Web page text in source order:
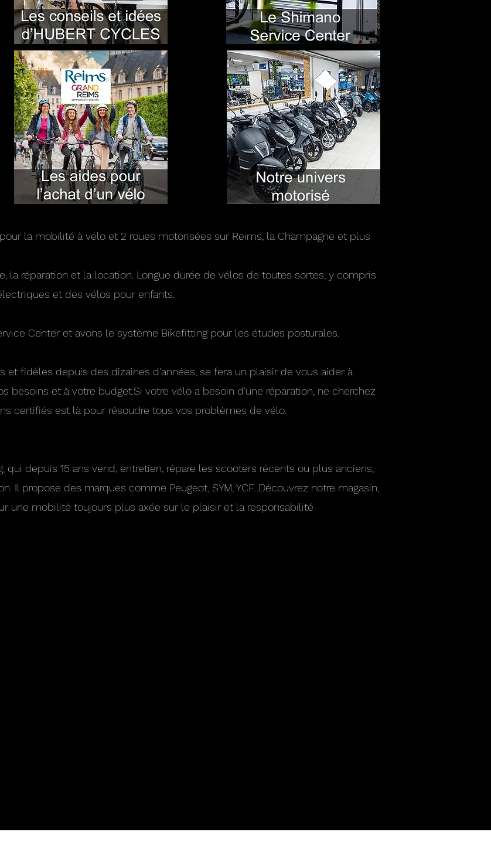
la mobilité à vélo et 2 roues motorisées sur Reims, la Champagne et plus
la réparation et la location. Longue durée de vélos de toutes sortes, y compris
et des vélos pour enfants.
Center et avons le système Bikefitting pour les études posturales.
et fidèles depuis des dizaines d'années, se fera un plaisir de vous aider à
besoins et à votre budget.Si votre vélo a besoin d'une réparation, ne cherchez
certifiés est là pour résoudre tous vos problèmes de vélo.
qui depuis 15 ans vend, entretien, répare les scooters récents ou plus anciens,
Il propose des marques comme Peugeot, SYM, YCF...Découvrez notre magasin,
une mobilité toujours plus axée sur le plaisir et la responsabilité